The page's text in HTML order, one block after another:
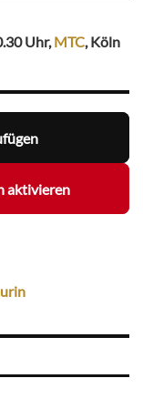
Uhr,MTC, Köln
aktivieren